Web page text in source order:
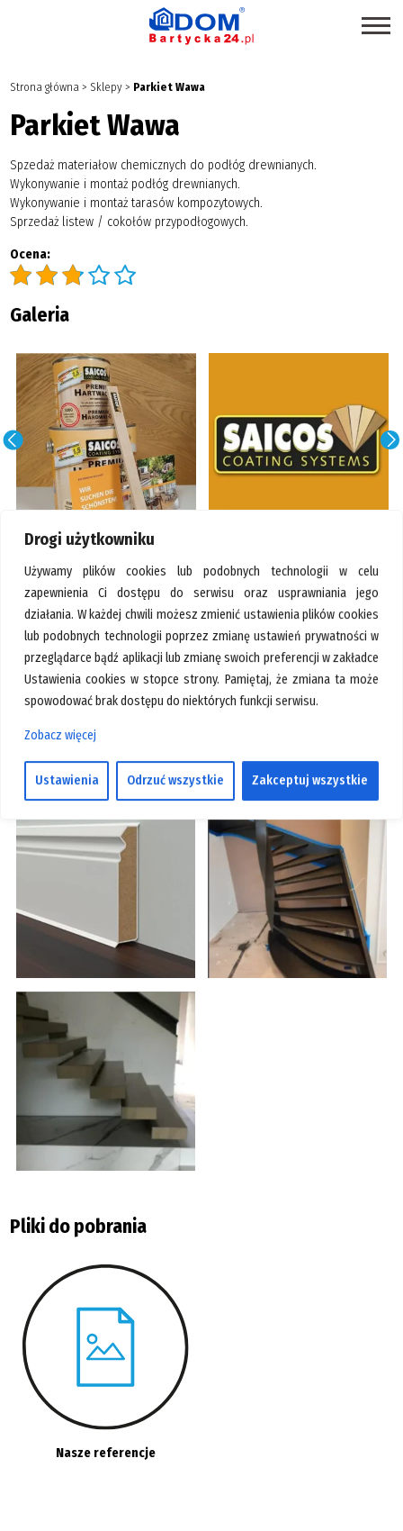
Drogi użytkowniku
Używamy plików cookies lub podobnych technologii w celu
zapewnienia Ci dostępu do serwisu oraz usprawniania jego
działania. W każdej chwili możesz zmienić ustawienia plików cookies
lub podobnych technologii poprzez zmianę ustawień prywatności w
przeglądarce bądź aplikacji lub zmianę swoich preferencji w zakładce
Ustawienia cookies w stopce strony. Pamiętaj, że zmiana ta może
spowodować brak dostępu do niektórych funkcji serwisu.
Zobacz więcej
Ustawienia Odrzuć wszystkie Zakceptuj wszystkie
STRONA GŁÓWNA
PRODUKTY EKOLOGICZNE
USŁUGI
INSPIRACJE
PAWILONY DO WYNAJĘCIA
GALERIA
KONTAKT
Strona główna > Sklepy> Parkiet Wawa
Parkiet Wawa
Spzedaż materiałow chemicznych do podłóg drewnianych.
Wykonywanie i montaż podłóg drewnianych.
Wykonywanie i montaż tarasów kompozytowych.
Sprzedaż listew / cokołów przypodłogowych.
Ocena:
Galeria
Realizacje
Pliki do pobrania
Nasze referencje